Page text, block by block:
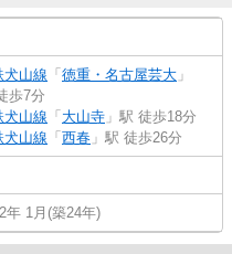
犬山線 「 徳重・名古屋芸大 」
歩7分
犬山線 「 大山寺 」駅 徒歩18分
犬山線 「 西春 」駅 徒歩26分
年 1月(築24年)